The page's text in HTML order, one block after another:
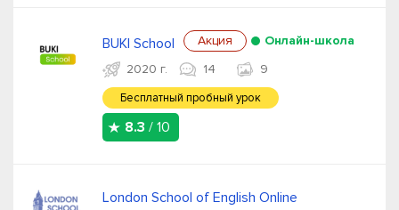
BUKI School Акция
Онлайн-школа
2020 г.
14 9
Бесплатный пробный урок
8.3 / 10
London School of English Online